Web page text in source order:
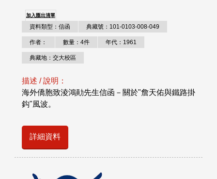
加入匯出清單
資料類型：信函 典藏號：101-0103-008-049
作者： 數量：4件 年代：1961
典藏地：交大校區
描述 / 說明：
海外僑胞致淩鴻勛先生信函－關於"詹天佑與鐵路掛
鈎"風波。
詳細資料